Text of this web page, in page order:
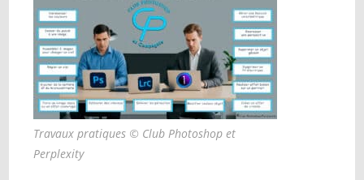
Travaux pratiques © Club Photoshop et
Perplexity